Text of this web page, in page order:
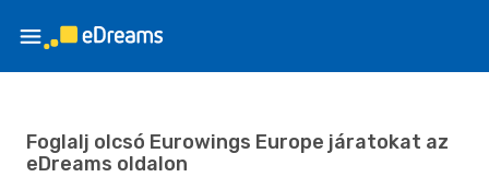
Foglalj olcsó Eurowings Europe járatokat az
eDreams oldalon